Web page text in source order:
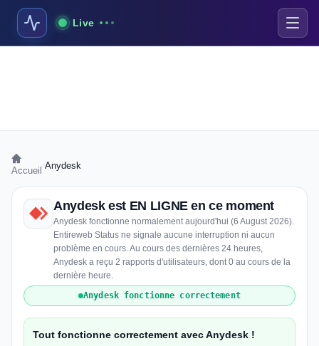
Live
Accueil Anydesk
Anydesk est EN LIGNE en ce moment
Anydesk fonctionne normalement aujourd'hui (6 August 2026).
Entireweb Status ne signale aucune interruption ni aucun
problème en cours. Au cours des dernières 24 heures,
Anydesk a reçu 2 rapports d'utilisateurs, dont 0 au cours de la
dernière heure.
Anydesk fonctionne correctement
Tout fonctionne correctement avec Anydesk !